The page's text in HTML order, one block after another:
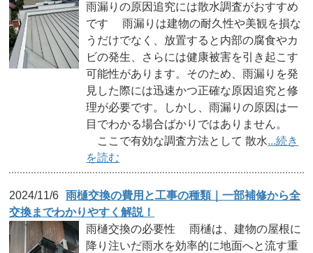
雨漏りの原因追究には散水調査がおすすめ
です 雨漏りは建物の耐久性や美観を損な
うだけでなく、放置すると内部の腐食やカ
ビの発生、さらには健康被害を引き起こす
可能性があります。そのため、雨漏りを発
見した際には迅速かつ正確な原因追究と修
理が必要です。しかし、雨漏りの原因は一
目でわかる場合ばかりではありません。
ここで有効な調査方法として 散水...続き
を読む
2024/11/6
雨樋交換の費用と工事の種類｜一部補修から全
交換までわかりやすく解説！
雨樋交換の必要性 雨樋は、建物の屋根に
降り注いだ雨水を効率的に地面へと流す重